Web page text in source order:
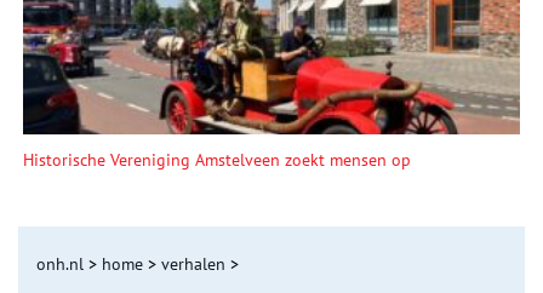
Historische Vereniging Amstelveen zoekt mensen op
onh.nl > home > verhalen >